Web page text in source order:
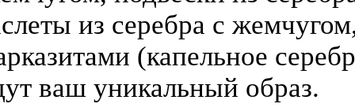
из серебра с
(капельное
ваш уникальный образ.